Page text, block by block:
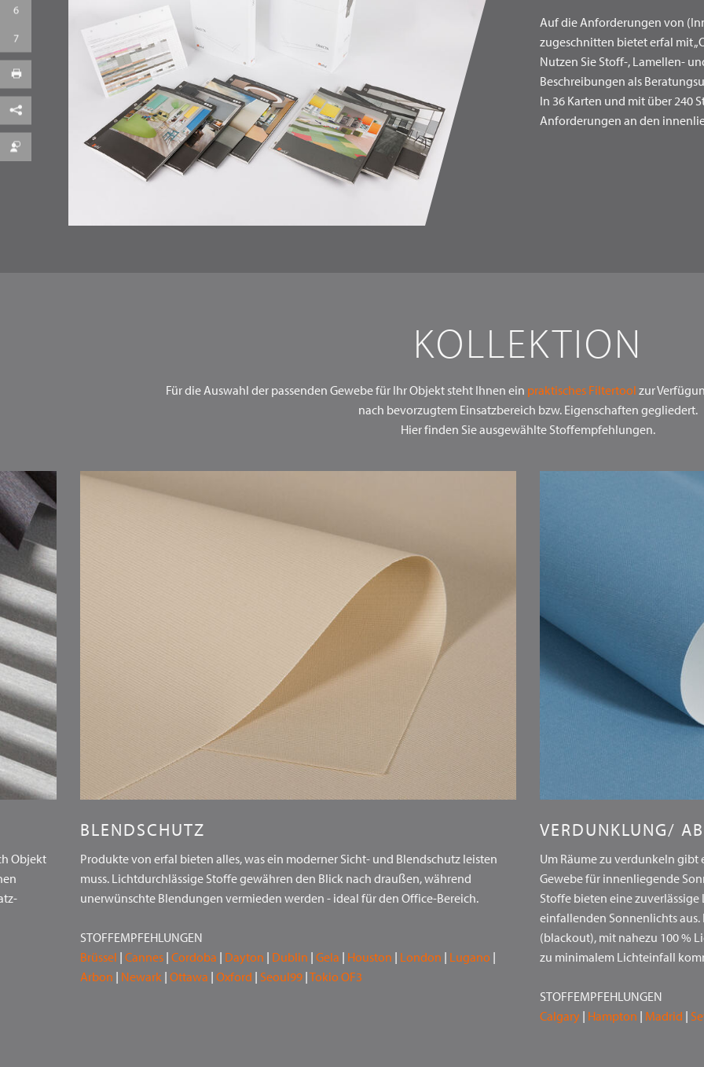
Auf die Anforderungen von
zugeschnitten bietet erfal mit
Nutzen Sie Stoff-, Lamellen-
Beschreibungen als
In 36 Karten und mit über 240
Anforderungen an den
KOLLEKTION
Für die Auswahl der passenden Gewebe für Ihr Objekt steht Ihnen ein praktisches Filtertool zur
nach bevorzugtem Einsatzbereich bzw. Eigenschaften gegliedert.
Hier finden Sie ausgewählte Stoffempfehlungen.
Objekt
BLENDSCHUTZ
Produkte von erfal bieten alles, was ein moderner Sicht- und Blendschutz leisten
muss. Lichtdurchlässige Stoffe gewähren den Blick nach draußen, während
unerwünschte Blendungen vermieden werden - ideal für den Office-Bereich.
STOFFEMPFEHLUNGEN
Brüssel | Cannes | Cordoba | Dayton | Dublin | Gela | Houston | London | Lugano |
Arbon | Newark | Ottawa | Oxford | Seoul99 |Tokio OF3
VERDUNKLUNG/
Um Räume zu verdunkeln gibt
Gewebe für innenliegende
Stoffe bieten eine
einfallenden Sonnenlichts
(blackout), mit nahezu 100 %
zu minimalem Lichteinfall
STOFFEMPFEHLUNGEN
Calgary | Hampton | Madrid |
Facebook
per E-Mail